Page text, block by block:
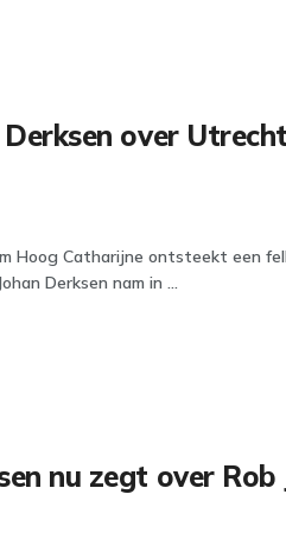
over
Hoog Catharijne ontsteekt een
Derksen nam in ...
nu zegt over